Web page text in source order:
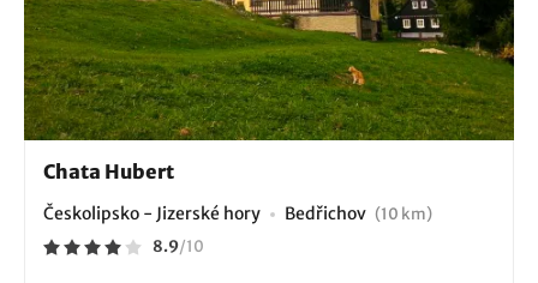
Chata Hubert
Českolipsko - Jizerské hory Bedřichov (10 km)
8.9/10